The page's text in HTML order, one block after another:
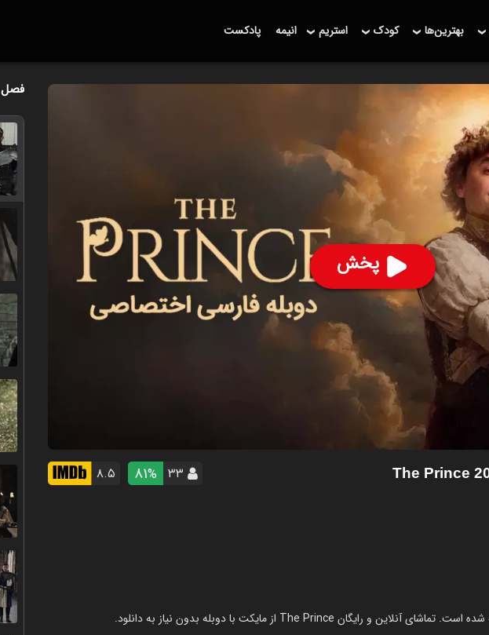
بهترین‌ها کودک استریم انیمه پادکست
پخش
۳۳ 81% ۸.۵
فصل ۱